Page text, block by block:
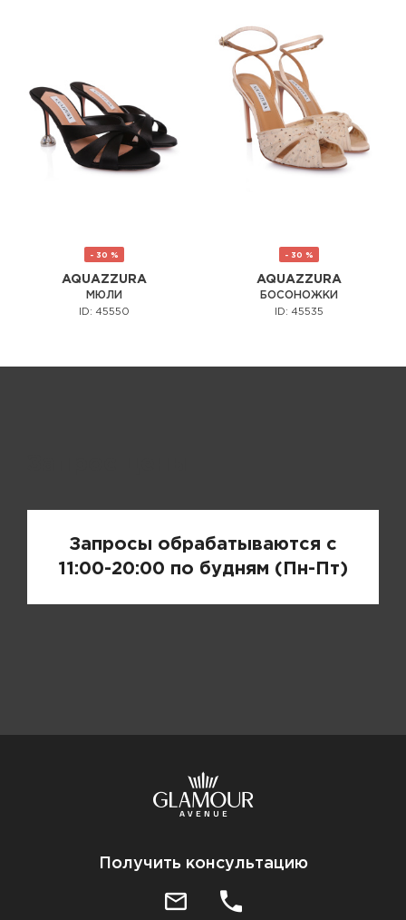
- 30 %
AQUAZZURA
МЮЛИ
ID: 45550
- 30 %
AQUAZZURA
БОСОНОЖКИ
ID: 45535
Запросы обрабатываются с
11:00-20:00 по будням (Пн-Пт)
Получить консультацию